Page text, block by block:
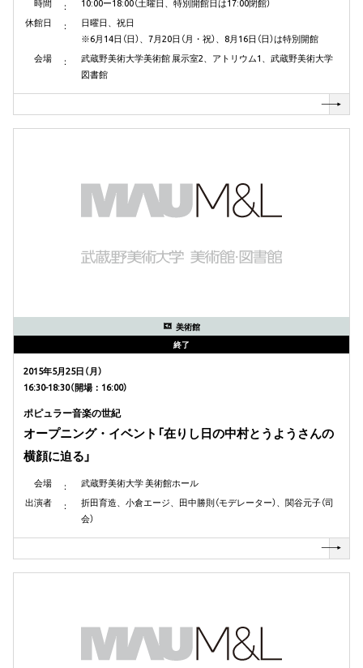
時間
10:00ー18:00（土曜日、特別開館日は17:00閉館）
休館日
日曜日、祝日
※6月14日（日）、7月20日（月・祝）、8月16日（日）は特別開館
会場
武蔵野美術大学美術館 展示室2、アトリウム1、武蔵野美術大学
図書館
美術館
終了
2015年5月25日（月）
16:30-18:30（開場：16:00）
ポピュラー音楽の世紀
オープニング・イベント「在りし日の中村とうようさんの
横顔に迫る」
会場
武蔵野美術大学 美術館ホール
出演者
折田育造、小倉エージ、田中勝則（モデレーター）、関谷元子（司
会）